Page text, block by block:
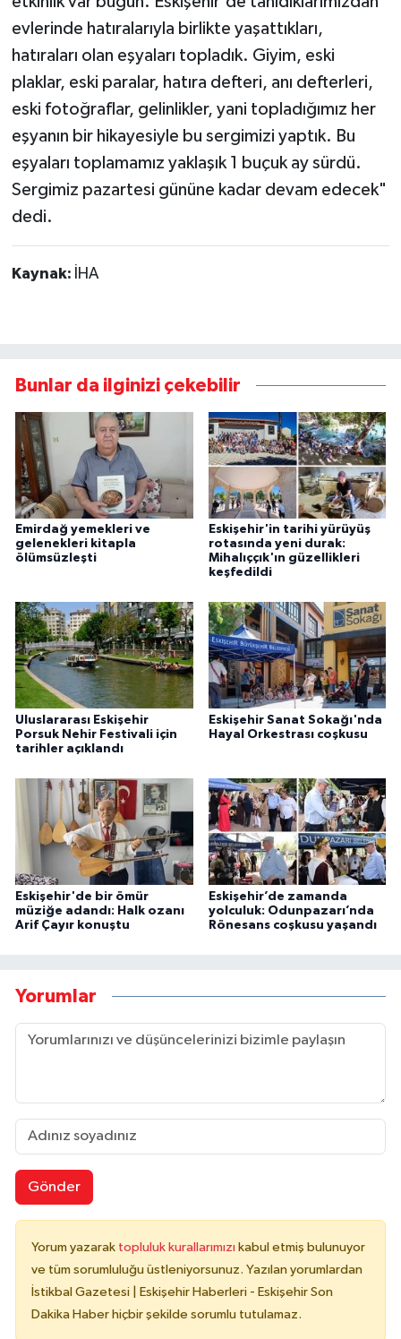
evlerinde hatıralarıyla birlikte yaşattıkları,
hatıraları olan eşyaları topladık. Giyim, eski
plaklar, eski paralar, hatıra defteri, anı defterleri,
eski fotoğraflar, gelinlikler, yani topladığımız her
eşyanın bir hikayesiyle bu sergimizi yaptık. Bu
eşyaları toplamamız yaklaşık 1 buçuk ay sürdü.
Sergimiz pazartesi gününe kadar devam edecek"
dedi.
Kaynak: İHA
Bunlar da ilginizi çekebilir
Emirdağ yemekleri ve
gelenekleri kitapla
ölümsüzleşti
Eskişehir'in tarihi yürüyüş
rotasında yeni durak:
Mihalıççık'ın güzellikleri
keşfedildi
Uluslararası Eskişehir
Porsuk Nehir Festivali için
tarihler açıklandı
Eskişehir Sanat Sokağı'nda
Hayal Orkestrası coşkusu
Eskişehir'de bir ömür
müziğe adandı: Halk ozanı
Arif Çayır konuştu
Eskişehir’de zamanda
yolculuk: Odunpazarı’nda
Rönesans coşkusu yaşandı
Yorumlar
Gönder
Yorum yazarak topluluk kurallarımızı kabul etmiş bulunuyor
ve tüm sorumluluğu üstleniyorsunuz. Yazılan yorumlardan
İstikbal Gazetesi | Eskişehir Haberleri - Eskişehir Son
Dakika Haber hiçbir şekilde sorumlu tutulamaz.